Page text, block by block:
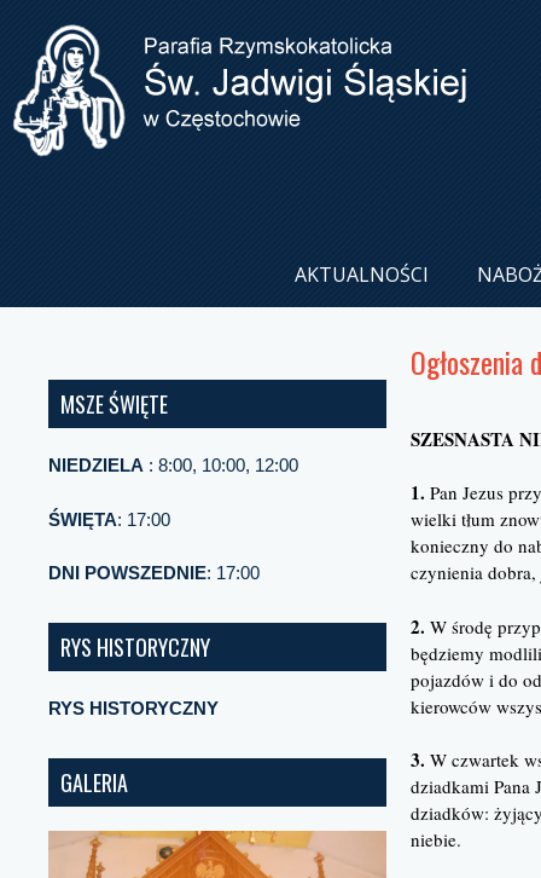
AKTUALNOŚCI
MSZE ŚWIĘTE
NIEDZIELA : 8:00, 10:00, 12:00
ŚWIĘTA: 17:00
DNI POWSZEDNIE: 17:00
RYS HISTORYCZNY
RYS HISTORYCZNY
GALERIA
SZESNASTA
1. Pan Jezus
wielki tłum
konieczny do
czynienia
2. W środę
będziemy
pojazdów i do
kierowców
3. W czwartek
dziadkami Pana
dziadków:
niebie.